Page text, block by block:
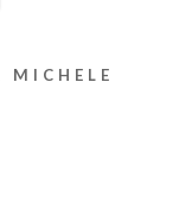
MICHELE